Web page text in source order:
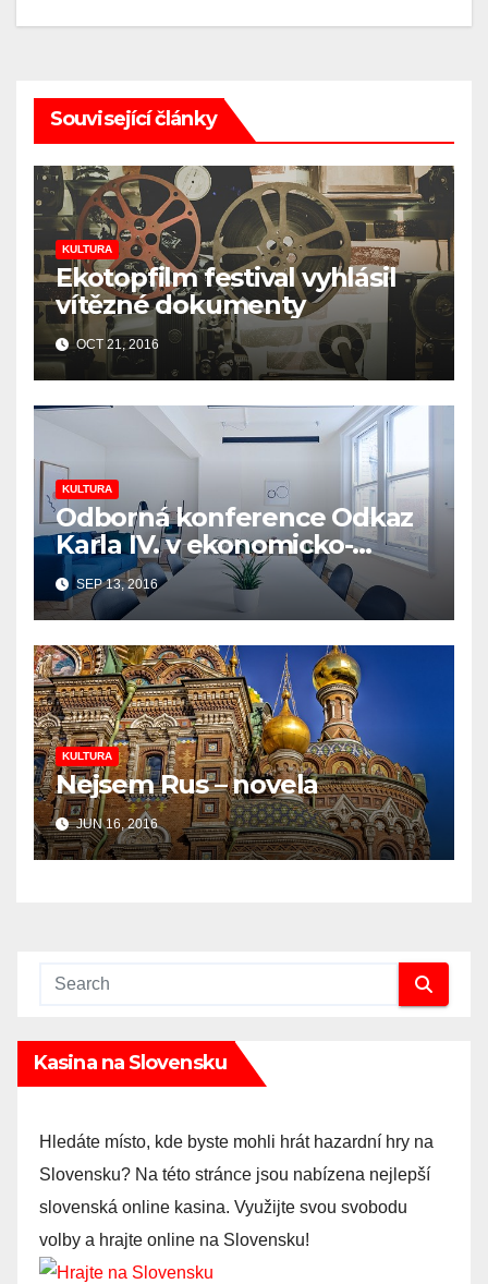
Související články
KULTURA
Ekotopfilm festival vyhlásil
vítězné dokumenty
OCT 21, 2016
KULTURA
Odborná konference Odkaz
Karla IV. v ekonomicko-
kulturním kontextu na
zámku Loučeň
SEP 13, 2016
KULTURA
Nejsem Rus – novela
JUN 16, 2016
Kasina na Slovensku
Hledáte místo, kde byste mohli hrát hazardní hry na
Slovensku? Na této stránce jsou nabízena nejlepší
slovenská online kasina. Využijte svou svobodu
volby a hrajte online na Slovensku!